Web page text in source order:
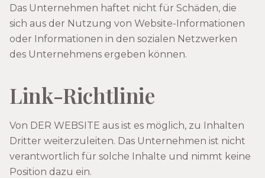
Das Unternehmen haftet nicht für Schäden, die
sich aus der Nutzung von Website-Informationen
oder Informationen in den sozialen Netzwerken
des Unternehmens ergeben können.
Link-Richtlinie
Von DER WEBSITE aus ist es möglich, zu Inhalten
Dritter weiterzuleiten. Das Unternehmen ist nicht
verantwortlich für solche Inhalte und nimmt keine
Position dazu ein.